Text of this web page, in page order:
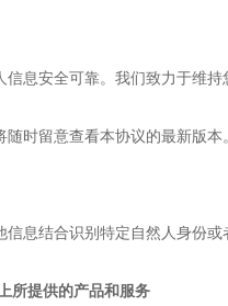
息安全可靠。我们致力于维
时留意查看本协议的最新版
息结合识别特定自然人身份
所提供的产品和服务